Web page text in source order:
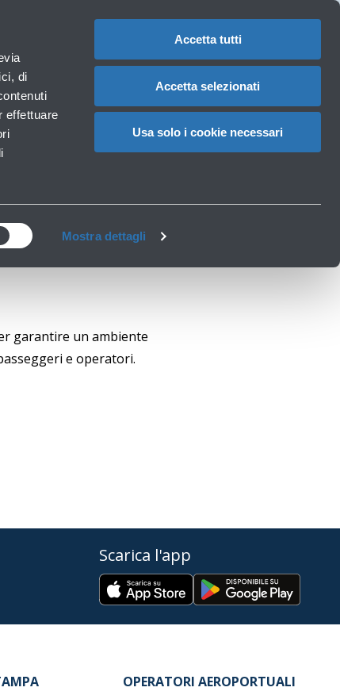
di
effettuare
Mostra dettagli
Accetta tutti
Accetta selezionati
Usa solo i cookie necessari
CAMBIA
Carrello
garantire un ambiente
e operatori.
Scarica l'app
OPERATORI AEROPORTUALI